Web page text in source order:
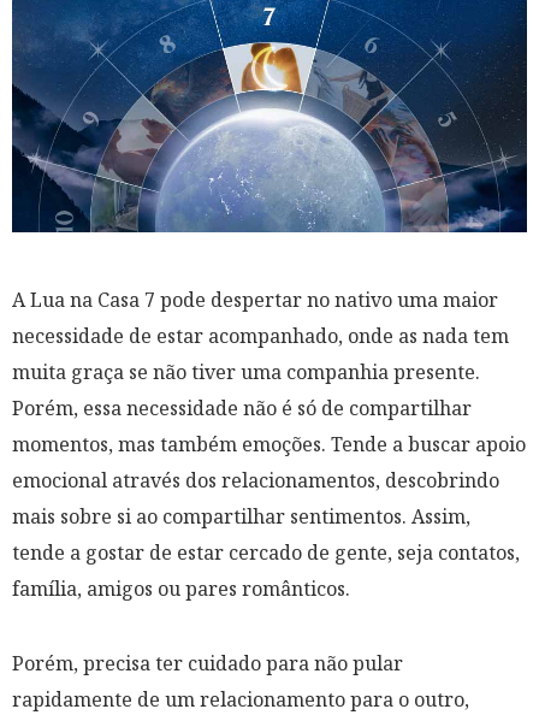
A Lua na Casa 7 pode despertar no nativo uma maior
necessidade de estar acompanhado, onde as nada tem
muita graça se não tiver uma companhia presente.
Porém, essa necessidade não é só de compartilhar
momentos, mas também emoções. Tende a buscar apoio
emocional através dos relacionamentos, descobrindo
mais sobre si ao compartilhar sentimentos. Assim,
tende a gostar de estar cercado de gente, seja contatos,
família, amigos ou pares românticos.
Porém, precisa ter cuidado para não pular
rapidamente de um relacionamento para o outro,